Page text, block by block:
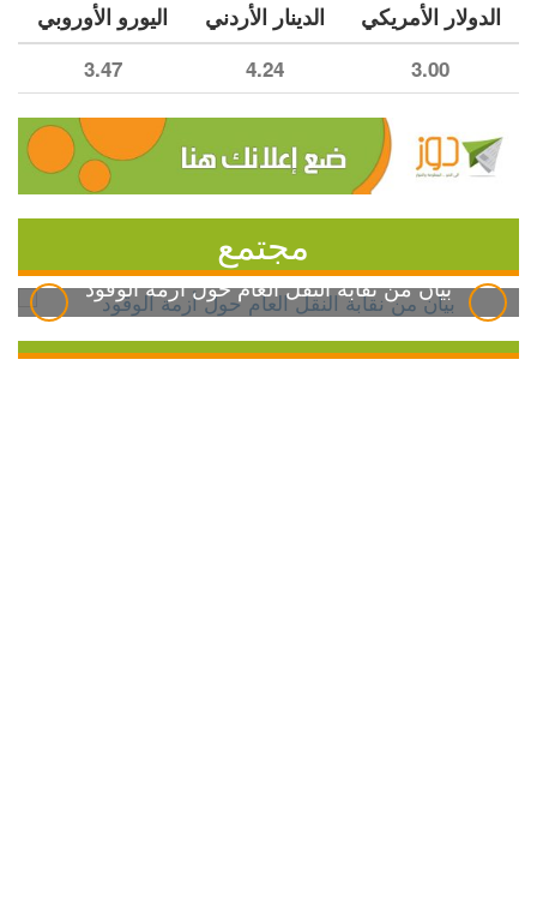
الدولار الأمريكي الدينار الأردني اليورو الأوروبي
3.00
4.24
3.47
مجتمع
بيان من نقابة النقل العام حول أزمة الوقود